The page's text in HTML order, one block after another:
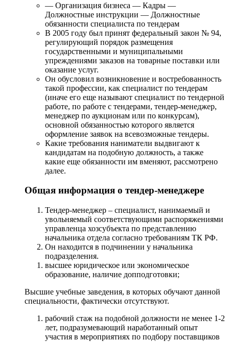
— Организация бизнеса — Кадры —
Должностные инструкции — Должностные
обязанности специалиста по тендерам
В 2005 году был принят федеральный закон № 94,
регулирующий порядок размещения
государственными и муниципальными
упреждениями заказов на товарные поставки или
оказание услуг.
Он обусловил возникновение и востребованность
такой профессии, как специалист по тендерам
(иначе его еще называют специалист по тендерной
работе, по работе с тендерами, тендер-менеджер,
менеджер по аукционам или по конкурсам),
основной обязанностью которого является
оформление заявок на всевозможные тендеры.
Какие требования наниматели выдвигают к
кандидатам на подобную должность, а также
какие еще обязанности им вменяют, рассмотрено
далее.
Общая информация о тендер-менеджере
Тендер-менеджер – специалист, нанимаемый и
увольняемый соответствующими распоряжениями
управленца хозсубъекта по представлению
начальника отдела согласно требованиям ТК РФ.
Он находится в подчинении у начальника
подразделения.
высшее юридическое или экономическое
образование, наличие допподготовки;
Высшие учебные заведения, в которых обучают данной
специальности, фактически отсутствуют.
рабочий стаж на подобной должности не менее 1-2
лет, подразумевающий наработанный опыт
участия в мероприятиях по подбору поставщиков